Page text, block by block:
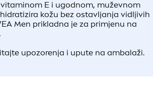
E i ugodnom, muževnom
kožu bez ostavljanja vidljivih
Men prikladna je za primjenu na
upozorenja i upute na ambalaži.